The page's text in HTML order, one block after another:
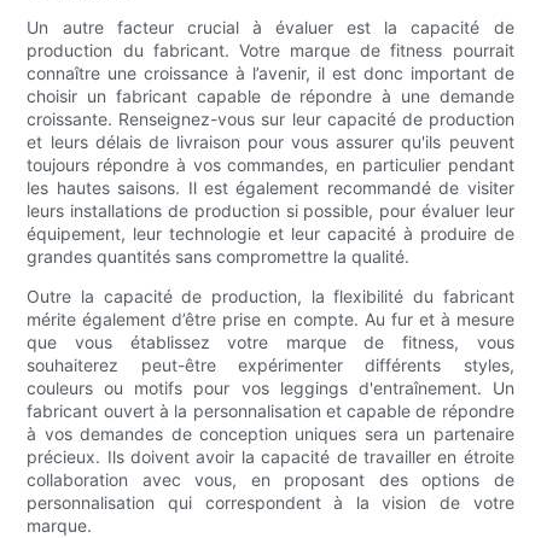
Un autre facteur crucial à évaluer est la capacité de
production du fabricant. Votre marque de fitness pourrait
connaître une croissance à l’avenir, il est donc important de
choisir un fabricant capable de répondre à une demande
croissante. Renseignez-vous sur leur capacité de production
et leurs délais de livraison pour vous assurer qu'ils peuvent
toujours répondre à vos commandes, en particulier pendant
les hautes saisons. Il est également recommandé de visiter
leurs installations de production si possible, pour évaluer leur
équipement, leur technologie et leur capacité à produire de
grandes quantités sans compromettre la qualité.
Outre la capacité de production, la flexibilité du fabricant
mérite également d’être prise en compte. Au fur et à mesure
que vous établissez votre marque de fitness, vous
souhaiterez peut-être expérimenter différents styles,
couleurs ou motifs pour vos leggings d'entraînement. Un
fabricant ouvert à la personnalisation et capable de répondre
à vos demandes de conception uniques sera un partenaire
précieux. Ils doivent avoir la capacité de travailler en étroite
collaboration avec vous, en proposant des options de
personnalisation qui correspondent à la vision de votre
marque.